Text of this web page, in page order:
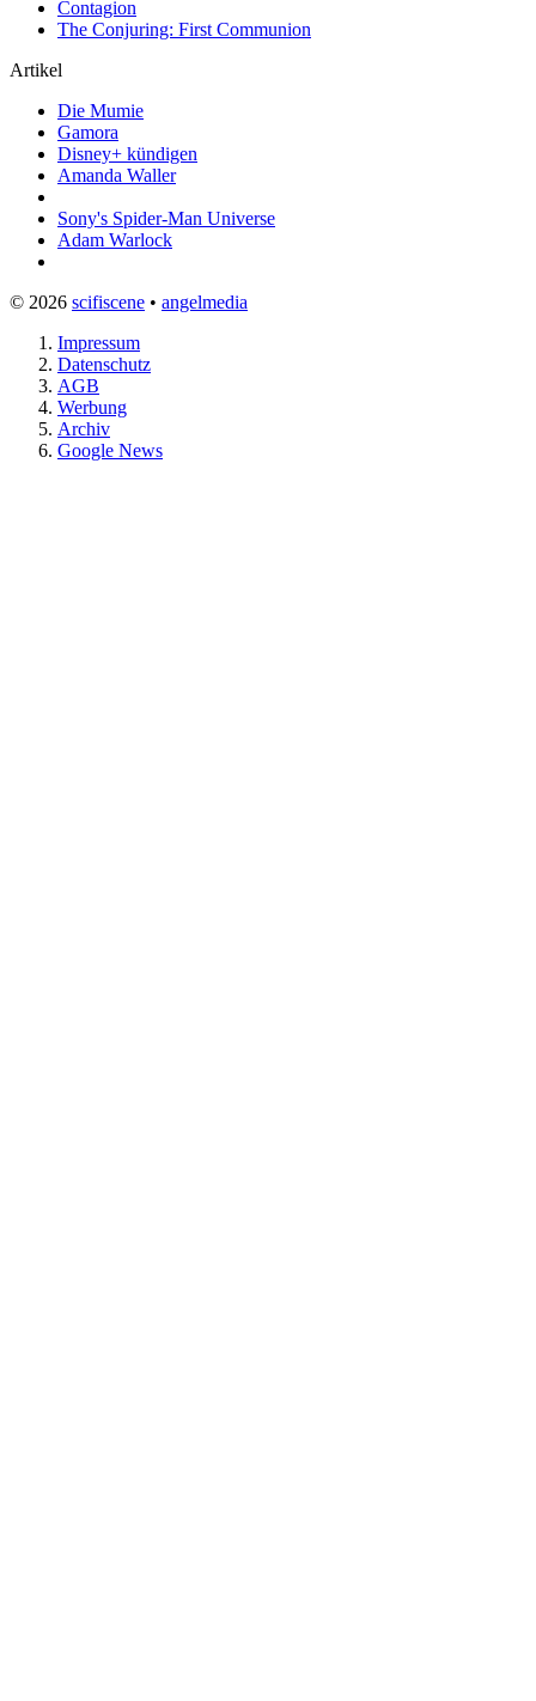
Contagion
The Conjuring: First Communion
Artikel
Die Mumie
Gamora
Disney+ kündigen
Amanda Waller
Sony's Spider-Man Universe
Adam Warlock
© 2026 scifiscene • angelmedia
Impressum
Datenschutz
AGB
Werbung
Archiv
Google News